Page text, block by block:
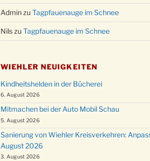
Adminzu Tagpfauenauge im Schnee
Nilszu Tagpfauenauge im Schnee
WIEHLER NEUIGKEITEN
Kindheitshelden in der Bücherei
6. August 2026
Mitmachen bei der Auto Mobil Schau
5. August 2026
Sanierung von Wiehler Kreisverkehren:
August 2026
3. August 2026